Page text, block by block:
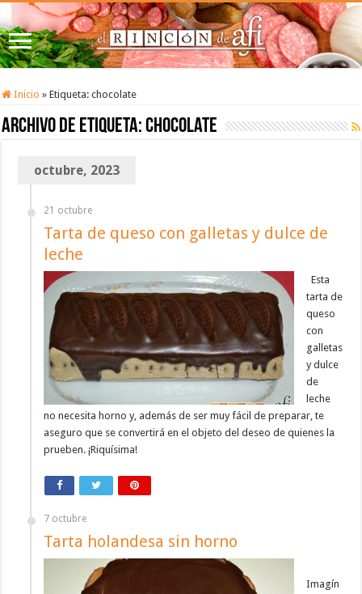
Inicio » Etiqueta:chocolate
Archivo de etiqueta:chocolate
octubre, 2023
21 octubre
Tarta de queso con galletas y dulce de
leche
Esta
tarta de
queso
con
galletas
y dulce
de
leche
no necesita horno y, además de ser muy fácil de preparar, te
aseguro que se convertirá en el objeto del deseo de quienes la
prueben. ¡Riquísima!
7 octubre
Tarta holandesa sin horno
Imagín